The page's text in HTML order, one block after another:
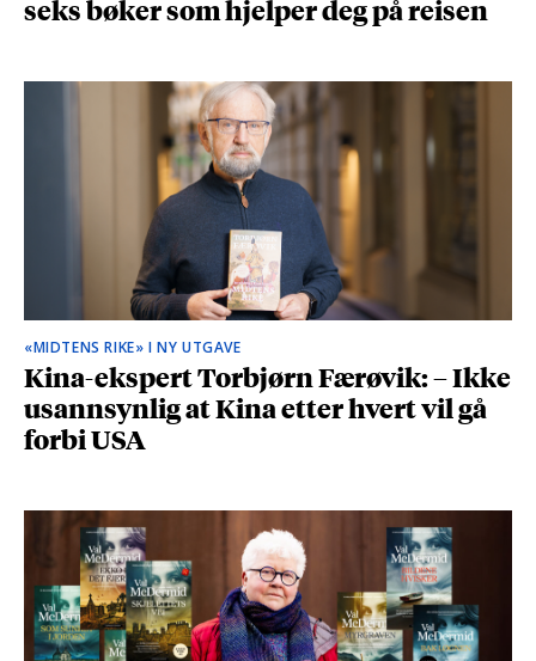
seks bøker som hjelper deg på reisen
«MIDTENS RIKE» I NY UTGAVE
Kina-ekspert Torbjørn Færøvik: – Ikke
usannsynlig at Kina etter hvert vil gå
forbi USA